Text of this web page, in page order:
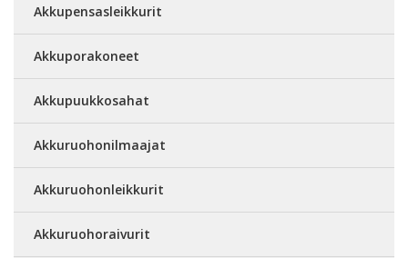
Akkupensasleikkurit
Akkuporakoneet
Akkupuukkosahat
Akkuruohonilmaajat
Akkuruohonleikkurit
Akkuruohoraivurit